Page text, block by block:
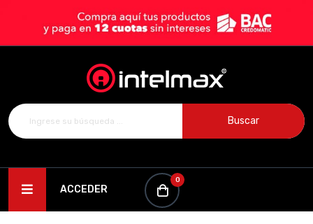
Buscar
ACCEDER
0